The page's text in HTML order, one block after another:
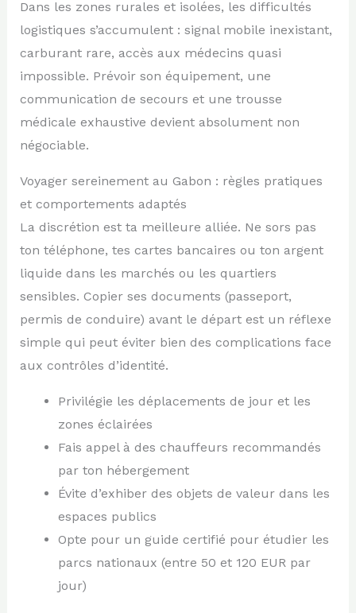
Dans les zones rurales et isolées, les difficultés
logistiques s’accumulent : signal mobile inexistant,
carburant rare, accès aux médecins quasi
impossible. Prévoir son équipement, une
communication de secours et une trousse
médicale exhaustive devient absolument non
négociable.
Voyager sereinement au Gabon : règles pratiques
et comportements adaptés
La discrétion est ta meilleure alliée. Ne sors pas
ton téléphone, tes cartes bancaires ou ton argent
liquide dans les marchés ou les quartiers
sensibles. Copier ses documents (passeport,
permis de conduire) avant le départ est un réflexe
simple qui peut éviter bien des complications face
aux contrôles d’identité.
Privilégie les déplacements de jour et les
zones éclairées
Fais appel à des chauffeurs recommandés
par ton hébergement
Évite d’exhiber des objets de valeur dans les
espaces publics
Opte pour un guide certifié pour étudier les
parcs nationaux (entre 50 et 120 EUR par
jour)